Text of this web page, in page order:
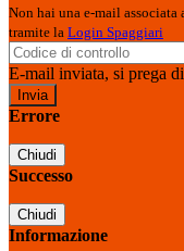
Non hai una e-mail
tramite la Login Spaggiari
E-mail inviata, si prega
Errore
Chiudi
Successo
Chiudi
Informazione